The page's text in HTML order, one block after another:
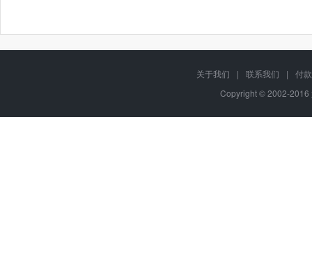
关于我们 | 联系我们 |
付
Copyright © 2002-